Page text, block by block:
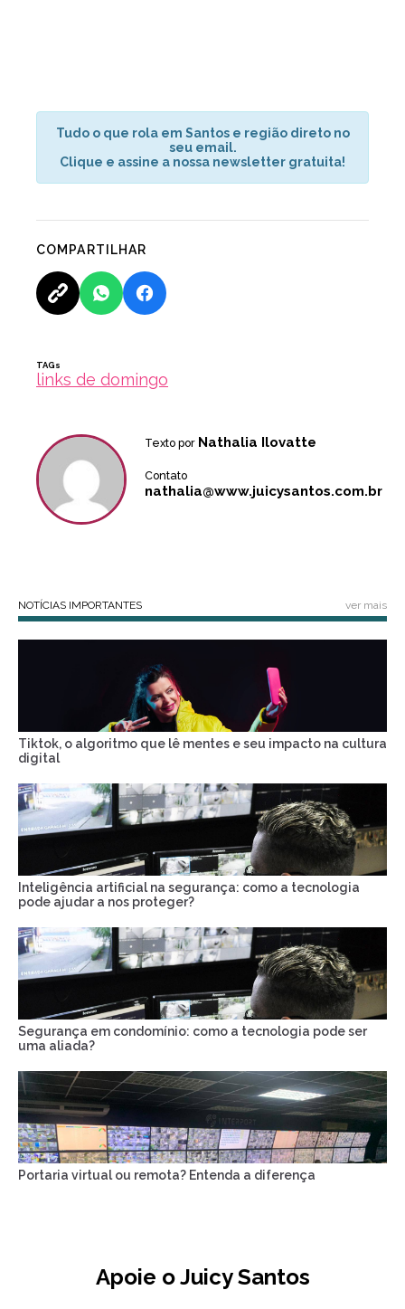
Tudo o que rola em Santos e região direto no
seu email.
Clique e assine a nossa newsletter gratuita!
COMPARTILHAR
TAGs
links de domingo
Texto por Nathalia Ilovatte
Contato
nathalia@www.juicysantos.com.br
NOTÍCIAS IMPORTANTES ver mais
Tiktok, o algoritmo que lê mentes e seu impacto na cultura
digital
Inteligência artificial na segurança: como a tecnologia
pode ajudar a nos proteger?
Segurança em condomínio: como a tecnologia pode ser
uma aliada?
Portaria virtual ou remota? Entenda a diferença
Apoie o Juicy Santos